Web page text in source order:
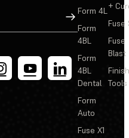
サインアップ
Form 4L
Form
4BL
Form
4BL
Dental
Form
Auto
Fuse X1
+
Fuse
Fuse
Blast
Tools